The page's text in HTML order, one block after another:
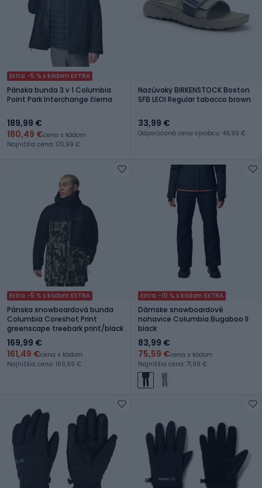
Extra -5 % s kódom EXTRA
Pánska bunda 3 v 1 Columbia
Point Park Interchange čierna
189,99 €
180,49 €cena s kódom
Najnižšia cena: 170,99 €
Nazúvaky BIRKENSTOCK Boston
SFB LEOI Regular tabacco brown
33,99 €
Odporúčaná cena výrobcu: 49,99 €
Extra -5 % s kódom EXTRA
Pánska snowboardová bunda
Columbia Coreshot Print
greenscape treebark print/black
169,99 €
161,49 €cena s kódom
Najnižšia cena: 169,99 €
Extra -10 % s kódom EXTRA
Dámske snowboardové
nohavice Columbia Bugaboo II
black
83,99 €
75,59 €cena s kódom
Najnižšia cena: 71,99 €